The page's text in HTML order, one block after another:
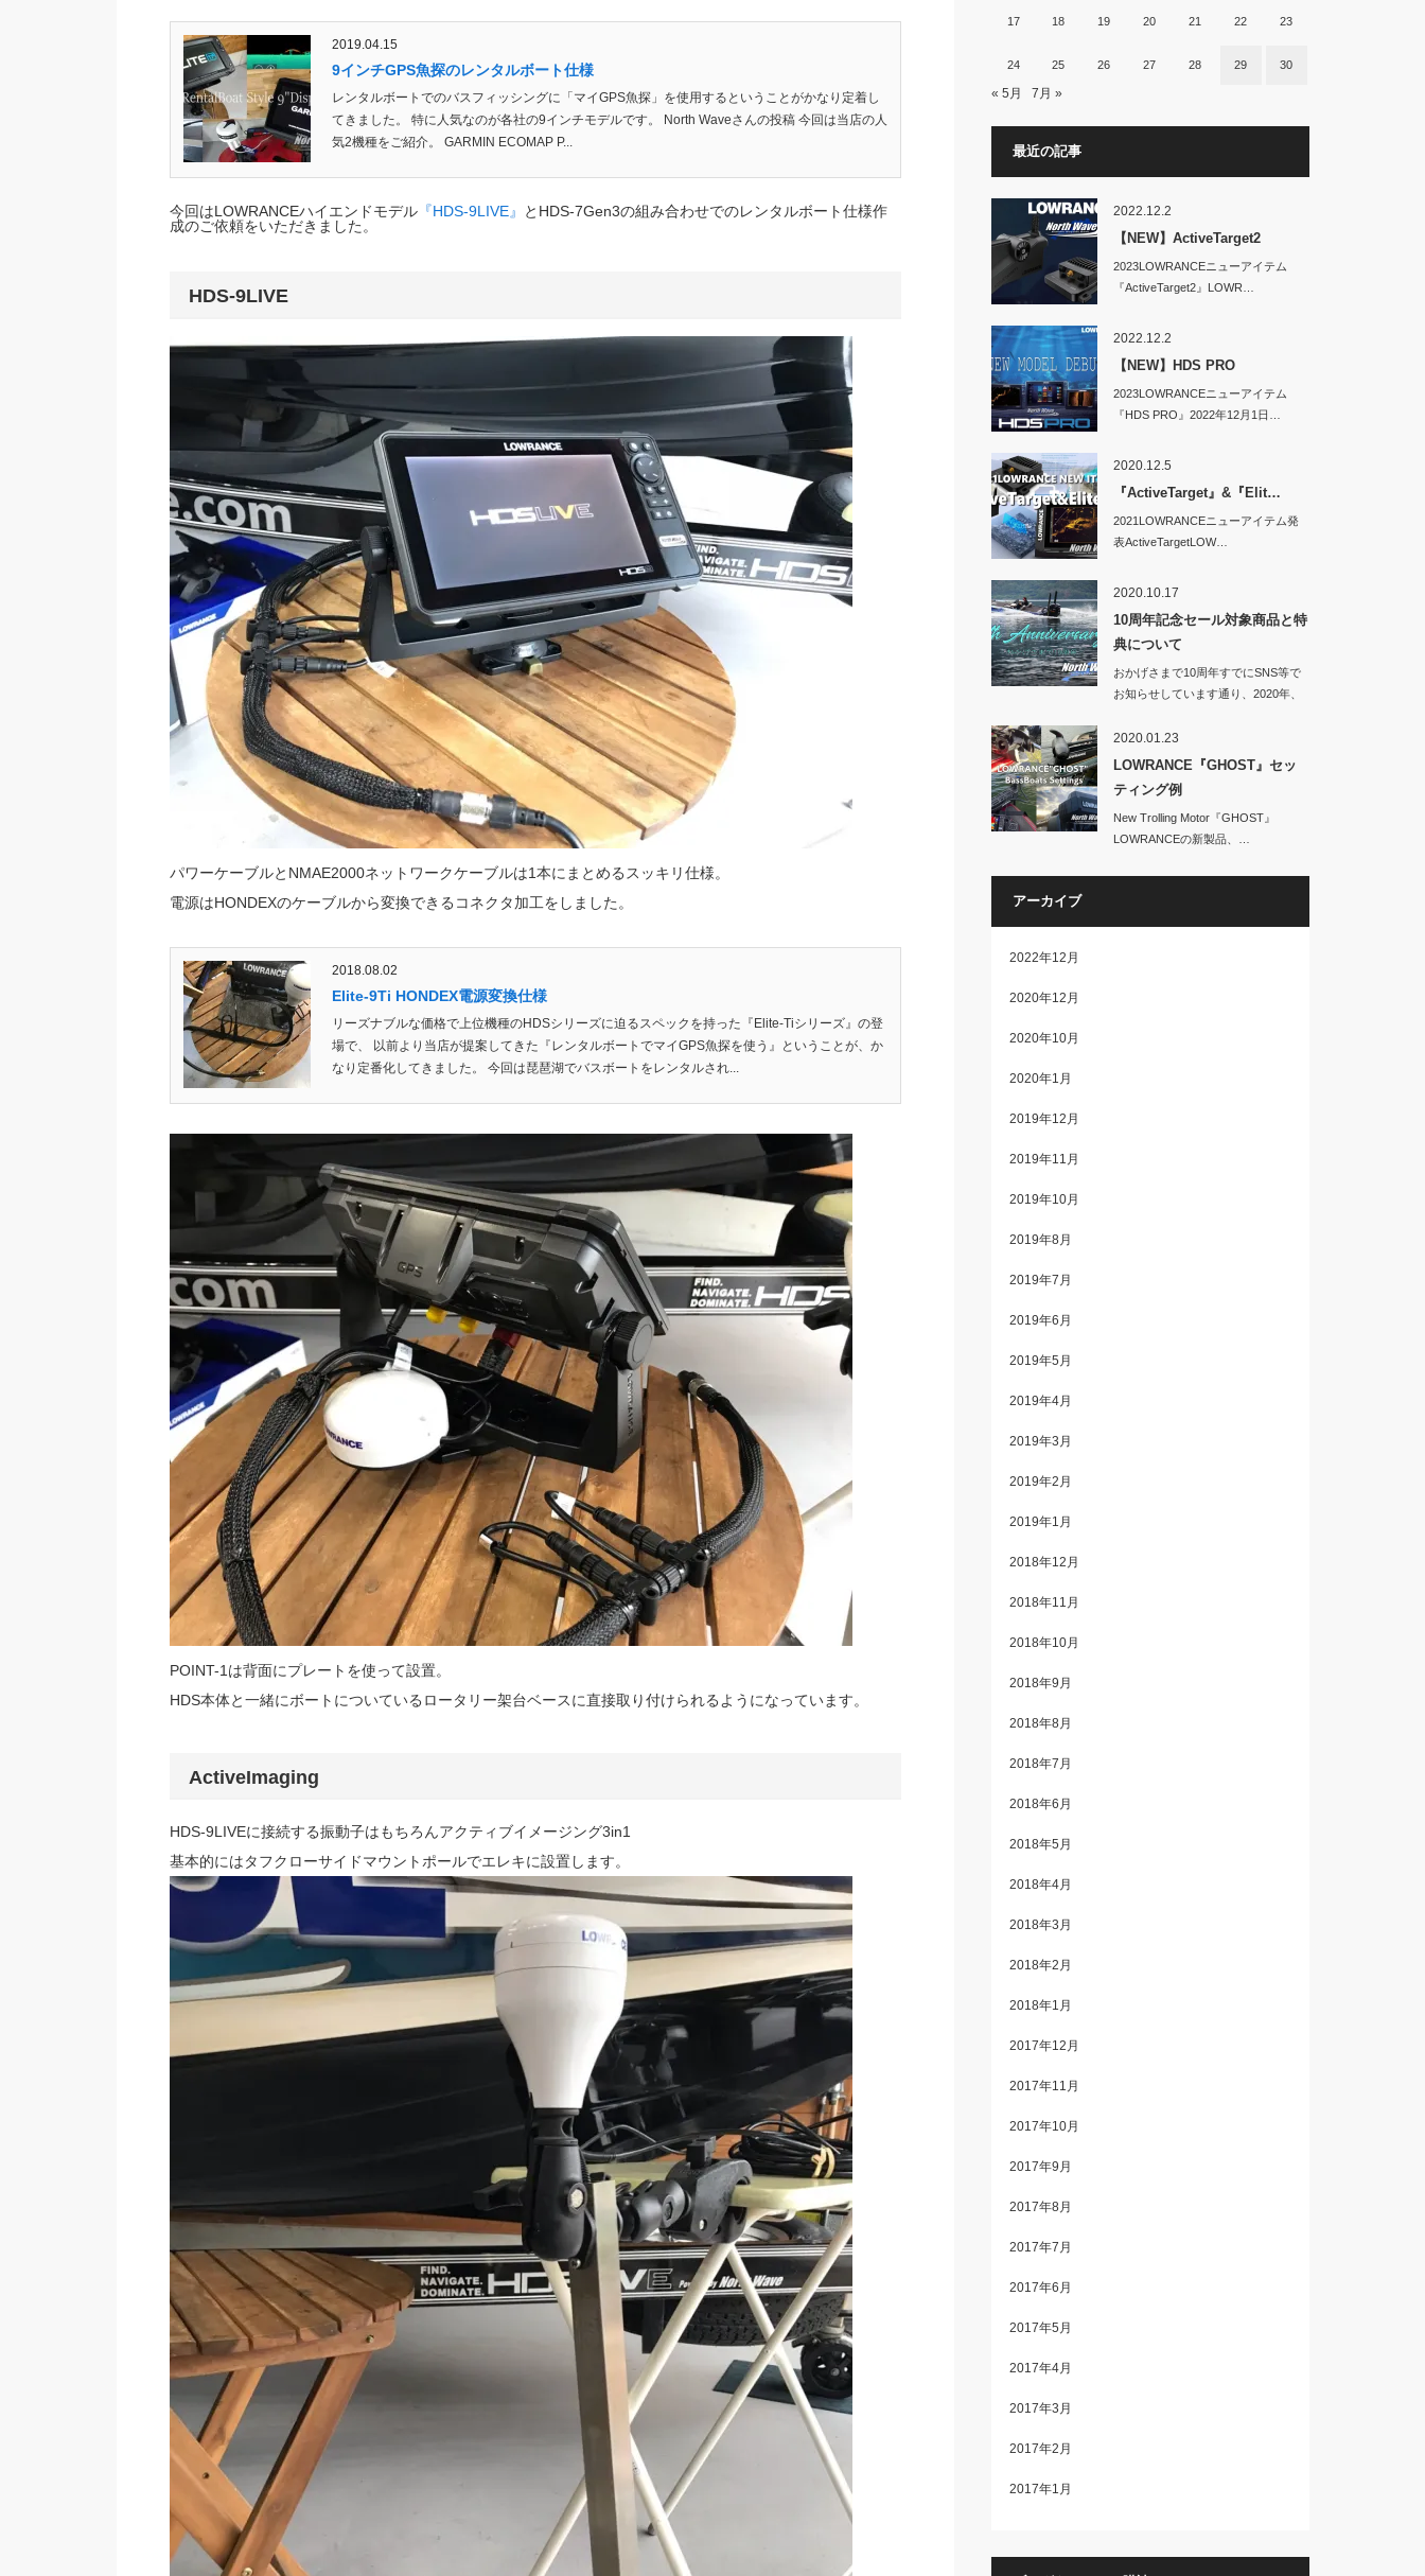
2019.04.15
9インチGPS魚探のレンタルボート仕様
レンタルボートでのバスフィッシングに「マイGPS魚探」を使用するということがかなり定着し
てきました。 特に人気なのが各社の9インチモデルです。 North Waveさんの投稿 今回は当店の人
気2機種をご紹介。 GARMIN ECOMAP P...
今回はLOWRANCEハイエンドモデル『HDS-9LIVE』
とHDS-7Gen3の組み合わせでのレンタルボート仕様作
成のご依頼をいただきました。
HDS-9LIVE
パワーケーブルとNMAE2000ネットワークケーブルは1本にまとめるスッキリ仕様。
電源はHONDEXのケーブルから変換できるコネクタ加工をしました。
2018.08.02
Elite-9Ti HONDEX電源変換仕様
リーズナブルな価格で上位機種のHDSシリーズに迫るスペックを持った『Elite-Tiシリーズ』の登
場で、 以前より当店が提案してきた『レンタルボートでマイGPS魚探を使う』ということが、か
なり定番化してきました。 今回は琵琶湖でバスボートをレンタルされ...
POINT-1は背面にプレートを使って設置。
HDS本体と一緒にボートについているロータリー架台ベースに直接取り付けられるようになっています。
ActiveImaging
HDS-9LIVEに接続する振動子はもちろんアクティブイメージング3in1
基本的にはタフクローサイドマウントポールでエレキに設置します。
17 18 19 20 21 22 23
24 25 26 27 28 29 30
« 5月 7月 »
最近の記事
2022.12.2
【NEW】ActiveTarget2
2023LOWRANCEニューアイテム
『ActiveTarget2』LOWR…
2022.12.2
【NEW】HDS PRO
2023LOWRANCEニューアイテム
『HDS PRO』2022年12月1日…
2020.12.5
『ActiveTarget』&『Elit…
2021LOWRANCEニューアイテム発
表ActiveTargetLOW…
2020.10.17
10周年記念セール対象商品と特
典について
おかげさまで10周年すでにSNS等で
お知らせしています通り、2020年、
2020.01.23
LOWRANCE『GHOST』セッ
ティング例
New Trolling Motor『GHOST』
LOWRANCEの新製品、…
アーカイブ
2022年12月
2020年12月
2020年10月
2020年1月
2019年12月
2019年11月
2019年10月
2019年8月
2019年7月
2019年6月
2019年5月
2019年4月
2019年3月
2019年2月
2019年1月
2018年12月
2018年11月
2018年10月
2018年9月
2018年8月
2018年7月
2018年6月
2018年5月
2018年4月
2018年3月
2018年2月
2018年1月
2017年12月
2017年11月
2017年10月
2017年9月
2017年8月
2017年7月
2017年6月
2017年5月
2017年4月
2017年3月
2017年2月
2017年1月